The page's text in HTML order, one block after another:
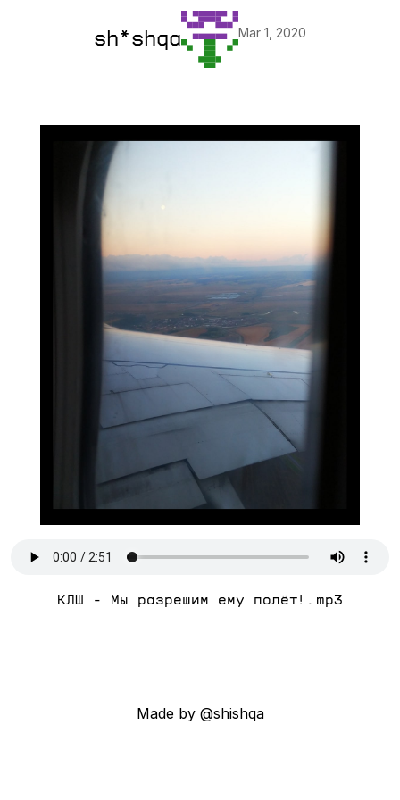
sh*shqa Mar 1, 2020
КЛШ - Мы разрешим ему полёт!.mp3
Made by @shishqa